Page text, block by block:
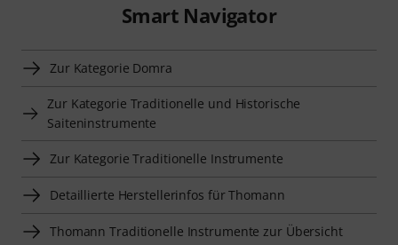
Smart Navigator
Zur Kategorie Domra
Zur Kategorie Traditionelle und Historische
Saiteninstrumente
Zur Kategorie Traditionelle Instrumente
Detaillierte Herstellerinfos für Thomann
Thomann Traditionelle Instrumente zur Übersicht